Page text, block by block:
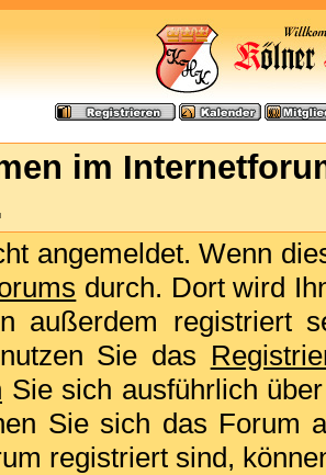
im
angemeldet. Wenn
durch. Dort wird
außerdem registriert
Sie das
Sie sich ausführlich
Sie sich das Forum
registriert sind,